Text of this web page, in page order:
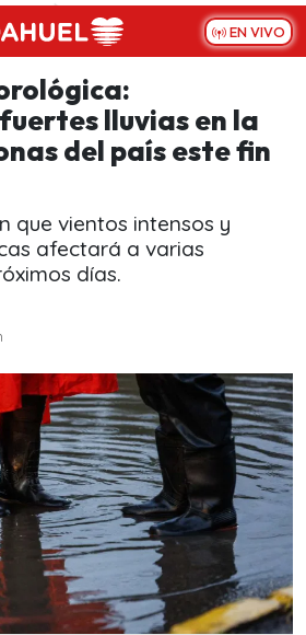
EN VIVO
lluvias en la
del país este fin
que vientos intensos y
afectará a varias
días.